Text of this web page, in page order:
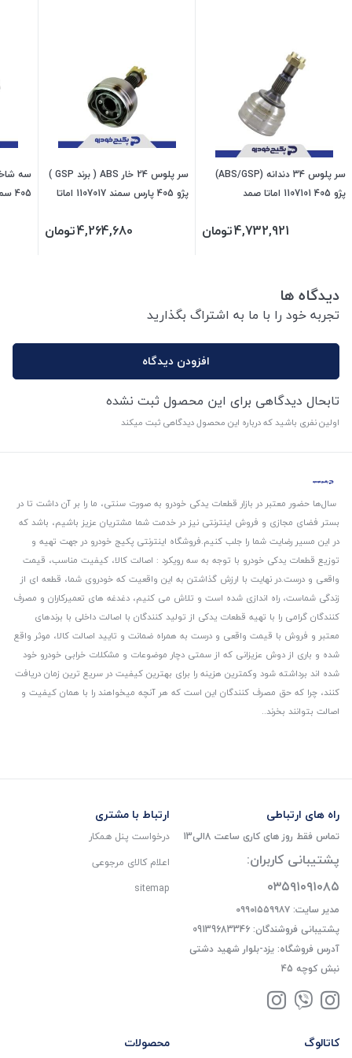
سر پلوس 34 دندانه (ABS/GSP)
پژو 405 1107101 اماتا صمد
4,732,921تومان
سر پلوس 24 خار ABS ( برند GSP )
پژو 405 پارس سمند 1107017 اماتا
4,264,680تومان
405 سمند پارس 1107012 اماتا صمد
دیدگاه ها
تجربه خود را با ما به اشتراگ بگذارید
افزودن دیدگاه
تابحال دیدگاهی برای این محصول ثبت نشده
اولین نفری باشید که درباره این محصول دیدگاهی ثبت میکند
سال‌ها حضور معتبر در بازار قطعات یدکی خودرو به صورت سنتی، ما را بر آن داشت تا در
بستر فضای مجازی و فروش اینترنتی نیز در خدمت شما مشتریان عزیز باشیم، باشد که
در این مسیر رضایت شما را جلب کنیم.فروشگاه اینترنتی پکیج خودرو در جهت تهیه و
توزیع قطعات یدکی خودرو با توجه به سه رویکرد : اصالت کالا، کیفیت مناسب، قیمت
واقعی و درست.در نهایت با ارزش گذاشتن به این واقعیت که خودروی شما، قطعه ای از
زندگی شماست، راه اندازی شده است و تلاش می کنیم، دغدغه های تعمیرکاران و مصرف
کنندگان گرامی را با تهیه قطعات یدکی از تولید کنندگان با اصالت داخلی با برندهای
معتبر و فروش با قیمت واقعی و درست به همراه ضمانت و تایید اصالت کالا، موثر واقع
شده و باری از دوش عزیزانی که از سمتی دچار موضوعات و مشکلات خرابی خودرو خود
شده اند برداشته شود و‌کمترین هزینه را برای بهترین کیفیت در سریع ترین زمان دریافت
کنند، چرا که حق مصرف کنندگان این است که هر آنچه میخواهند را با همان کیفیت و
اصالت بتوانند بخرند..
راه های ارتباطی
تماس فقط روز های کاری ساعت 8الی13
پشتیبانی کاربران:
۰۳۵۹۱۰۹۱۰۸۵
مدیر سایت: ۰۹۹۰۱۵۵۹۹۸۷
پشتیبانی فروشندگان: 09139683346
آدرس فروشگاه: یزد-بلوار شهید دشتی
نبش کوچه 45
ارتباط با مشتری
درخواست پنل همکار
اعلام کالای مرجوعی
sitemap
کاتالوگ محصولات